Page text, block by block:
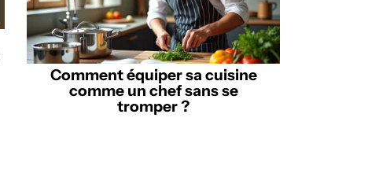
Comment équiper sa cuisine
comme un chef sans se
tromper ?